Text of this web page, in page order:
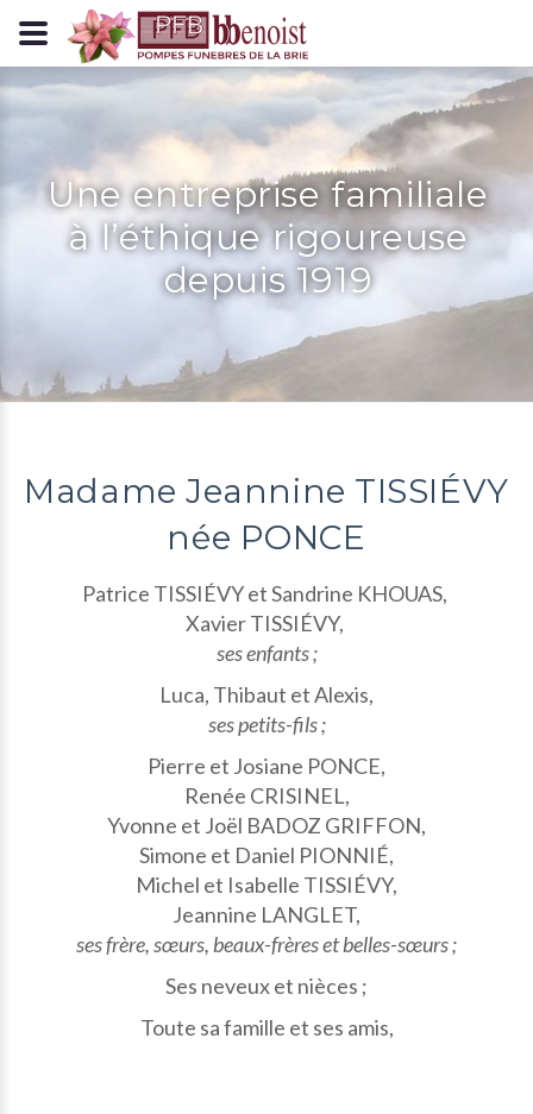
Panneau de gestion des cookies
Une entreprise familiale
à l’éthique rigoureuse
depuis 1919
Madame Jeannine TISSIÉVY
née PONCE
Patrice TISSIÉVY et Sandrine KHOUAS,
Xavier TISSIÉVY,
ses enfants ;
Luca, Thibaut et Alexis,
ses petits-fils ;
Pierre et Josiane PONCE,
Renée CRISINEL,
Yvonne et Joël BADOZ GRIFFON,
Simone et Daniel PIONNIÉ,
Michel et Isabelle TISSIÉVY,
Jeannine LANGLET,
ses frère, sœurs, beaux-frères et belles-sœurs ;
Ses neveux et nièces ;
Toute sa famille et ses amis,